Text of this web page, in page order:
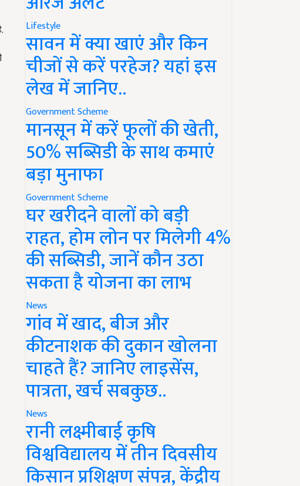
Lifestyle
सावन में क्या खाएं और किन
चीजों से करें परहेज? यहां इस
लेख में जानिए..
Government Scheme
मानसून में करें फूलों की खेती,
50% सब्सिडी के साथ कमाएं
बड़ा मुनाफा
Government Scheme
घर खरीदने वालों को बड़ी
राहत, होम लोन पर मिलेगी 4%
की सब्सिडी, जानें कौन उठा
सकता है योजना का लाभ
News
गांव में खाद, बीज और
कीटनाशक की दुकान खोलना
चाहते हैं? जानिए लाइसेंस,
पात्रता, खर्च सबकुछ..
News
रानी लक्ष्मीबाई कृषि
विश्वविद्यालय में तीन दिवसीय
किसान प्रशिक्षण संपन्न, केंद्रीय